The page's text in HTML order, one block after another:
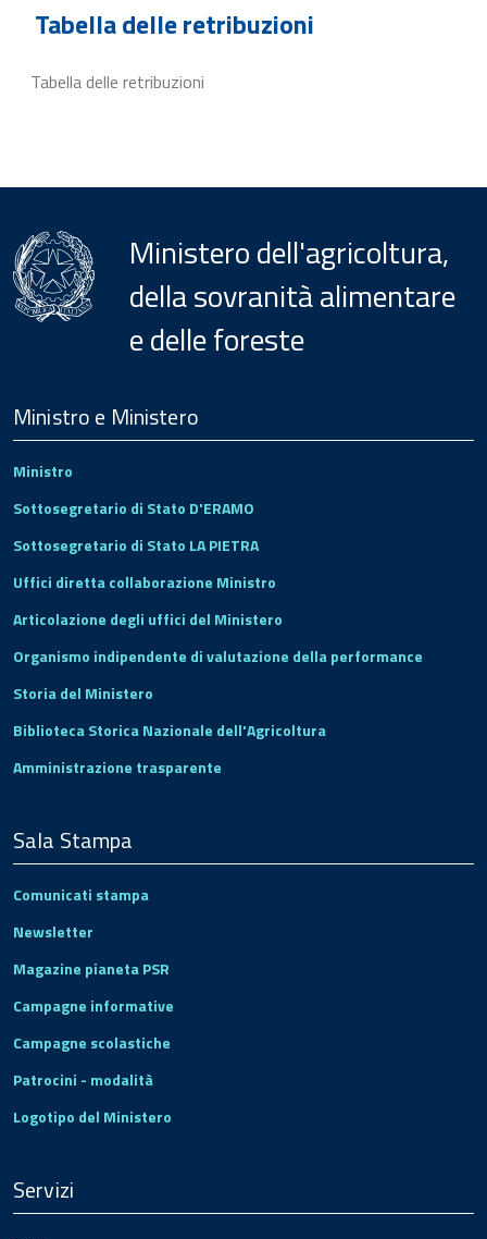
Tabella delle retribuzioni
Tabella delle retribuzioni
Ministero dell'agricoltura,
della sovranità alimentare
e delle foreste
Footer
Ministro e Ministero
Ministro
Sottosegretario di Stato D'ERAMO
Sottosegretario di Stato LA PIETRA
Uffici diretta collaborazione Ministro
Articolazione degli uffici del Ministero
Organismo indipendente di valutazione della performance
Storia del Ministero
Biblioteca Storica Nazionale dell'Agricoltura
Amministrazione trasparente
Sala Stampa
Comunicati stampa
Newsletter
Magazine pianeta PSR
Campagne informative
Campagne scolastiche
Patrocini - modalità
Logotipo del Ministero
Servizi